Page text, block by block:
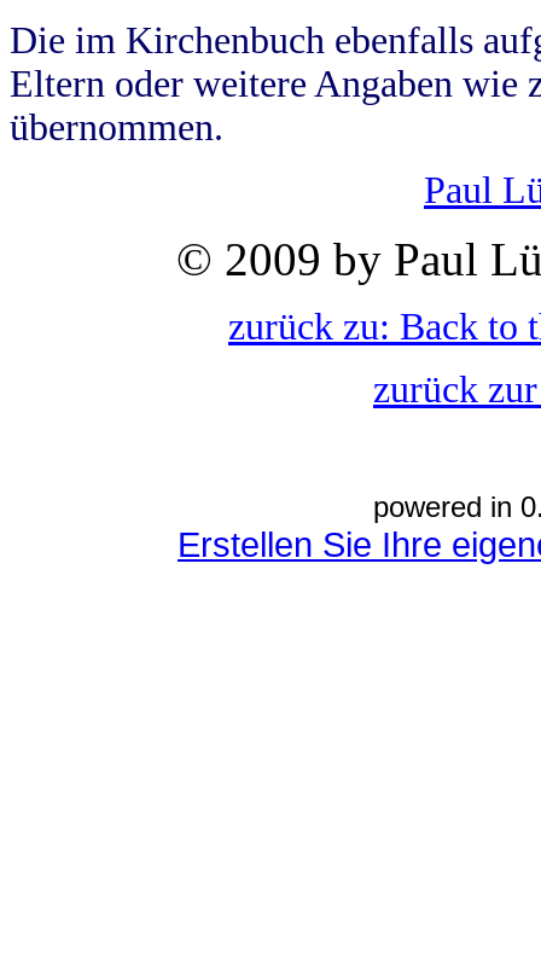
Die im Kirchenbuch ebenfalls
Eltern oder weitere Angaben wie
übernommen.
Paul
© 2009 by Paul
zurück zu: Back to
zurück
powered in
Erstellen Sie Ihre